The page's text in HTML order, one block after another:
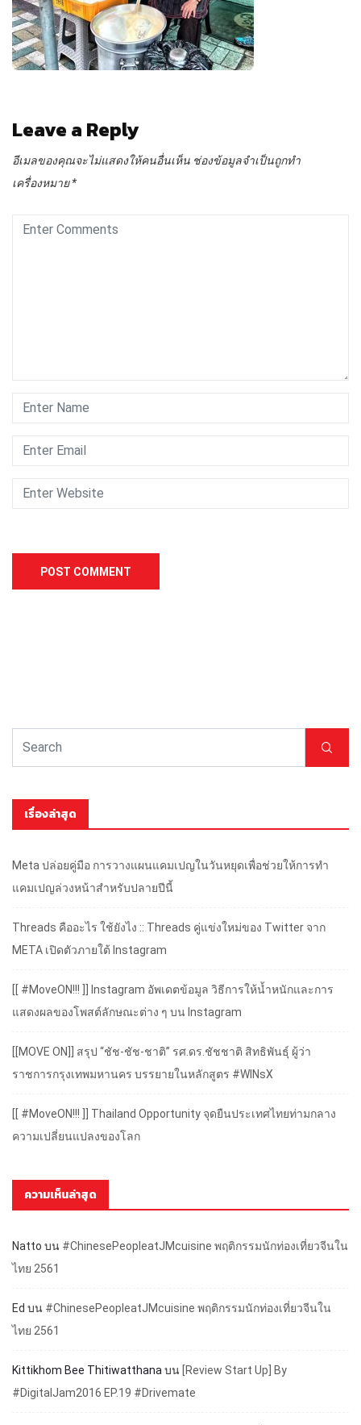
Leave a Reply
อีเมลของคุณจะไม่แสดงให้คนอื่นเห็น ช่องข้อมูลจำเป็นถูกทำ
เครื่องหมาย*
เรื่องล่าสุด
Meta ปล่อยคู่มือ การวางแผนแคมเปญในวันหยุดเพื่อช่วยให้การทำ
แคมเปญล่วงหน้าสำหรับปลายปีนี้
Threads คืออะไร ใช้ยังไง :: Threads คู่แข่งใหม่ของ Twitter จาก
META เปิดตัวภายใต้ Instagram
[[ #MoveON!!! ]] Instagram อัพเดตข้อมูล วิธีการให้น้ำหนักและการ
แสดงผลของโพสต์ลักษณะต่าง ๆ บน Instagram
[[MOVE ON]] สรุป “ชัช-ชัช-ชาติ” รศ.ดร.ชัชชาติ สิทธิพันธุ์ ผู้ว่า
ราชการกรุงเทพมหานคร บรรยายในหลักสูตร #WINsX
[[ #MoveON!!! ]] Thailand Opportunity จุดยืนประเทศไทยท่ามกลาง
ความเปลี่ยนแปลงของโลก
ความเห็นล่าสุด
Natto บน #ChinesePeopleatJMcuisine พฤติกรรมนักท่องเที่ยวจีนใน
ไทย 2561
Ed บน #ChinesePeopleatJMcuisine พฤติกรรมนักท่องเที่ยวจีนใน
ไทย 2561
Kittikhom Bee Thitiwatthana บน [Review Start Up] By
#DigitalJam2016 EP.19 #Drivemate